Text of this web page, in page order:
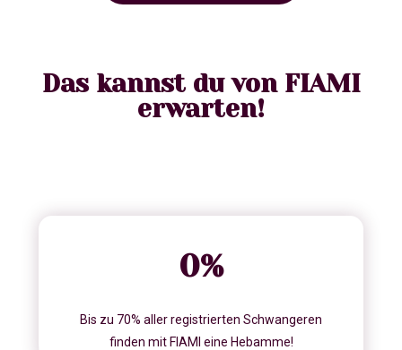
Das kannst du von FIAMI
erwarten!
0%
Bis zu 70% aller registrierten Schwangeren
finden mit FIAMI eine Hebamme!